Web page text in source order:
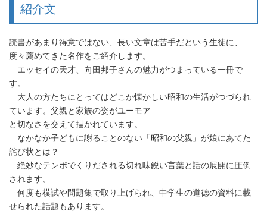
紹介文
読書があまり得意ではない、長い文章は苦手だという生徒に、
度々薦めてきた名作をご紹介します。
エッセイの天才、向田邦子さんの魅力がつまっている一冊で
す。
大人の方たちにとってはどこか懐かしい昭和の生活がつづられ
ています。父親と家族の姿がユーモア
と切なさを交えて描かれています。
なかなか子どもに謝ることのない「昭和の父親」が娘にあてた
詫び状とは？
絶妙なテンポでくりだされる切れ味鋭い言葉と話の展開に圧倒
されます。
何度も模試や問題集で取り上げられ、中学生の道徳の資料に載
せられた話題もあります。